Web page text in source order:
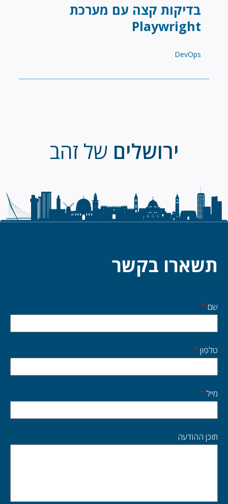
בדיקות קצה עם מערכת
Playwright
DevOps
ירושלים של זהב
תשארו בקשר
Start
side
שם
טלפון
מייל
תוכן ההודעה